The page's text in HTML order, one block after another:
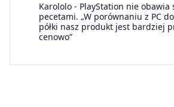
Karololo - PlayStation nie obawia
pecetami. „W porównaniu z PC
półki nasz produkt jest bardziej
cenowo”